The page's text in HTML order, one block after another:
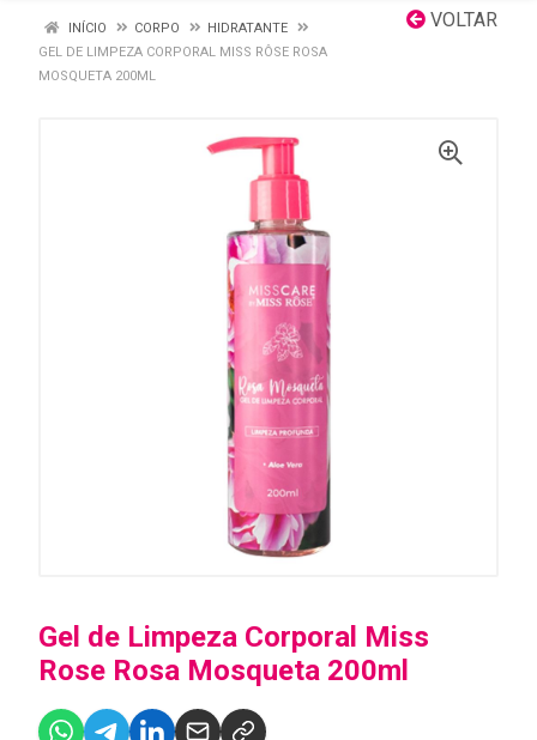
VOLTAR
INÍCIO CORPO
HIDRATANTE
GEL DE LIMPEZA CORPORAL MISS RÔSE ROSA
MOSQUETA 200ML
Gel de Limpeza Corporal Miss
Rose Rosa Mosqueta 200ml